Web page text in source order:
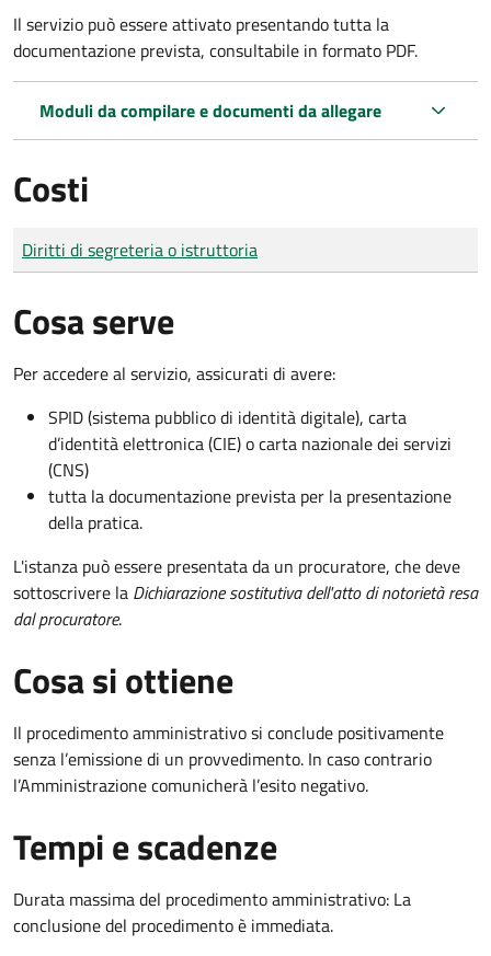
Il servizio può essere attivato presentando tutta la
documentazione prevista, consultabile in formato PDF.
Moduli da compilare e documenti da allegare
Costi
Tipo di pagamento
Importo
Diritti di segreteria o istruttoria
Cosa serve
Per accedere al servizio, assicurati di avere:
SPID (sistema pubblico di identità digitale), carta
d’identità elettronica (CIE) o carta nazionale dei servizi
(CNS)
tutta la documentazione prevista per la presentazione
della pratica.
L'istanza può essere presentata da un procuratore, che deve
sottoscrivere la Dichiarazione sostitutiva dell'atto di notorietà resa
dal procuratore.
Cosa si ottiene
Il procedimento amministrativo si conclude positivamente
senza l’emissione di un provvedimento. In caso contrario
l’Amministrazione comunicherà l’esito negativo.
Tempi e scadenze
Durata massima del procedimento amministrativo: La
conclusione del procedimento è immediata.